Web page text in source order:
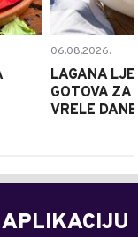
06.08.2026.
LAGANA
GOTOVA ZA
VRELE DANE